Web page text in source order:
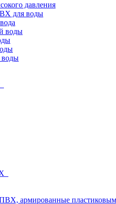
давления
для воды
воды
армированные